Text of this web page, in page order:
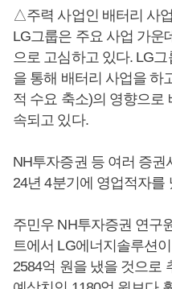
△주력 사업인 배터리 사
LG그룹은 주요 사업 가운
으로 고심하고 있다. LG
을 통해 배터리 사업을 하
적 수요 축소)의 영향으로
속되고 있다.
NH투자증권 등 여러 증
24년 4분기에 영업적자를
주민우 NH투자증권 연구
트에서 LG에너지솔루션
2584억 원을 냈을 것으로